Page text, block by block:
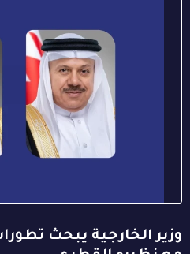
وزير الخارجية يبحث